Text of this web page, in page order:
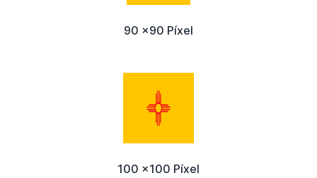
90 x90 Píxel
100 x100 Píxel